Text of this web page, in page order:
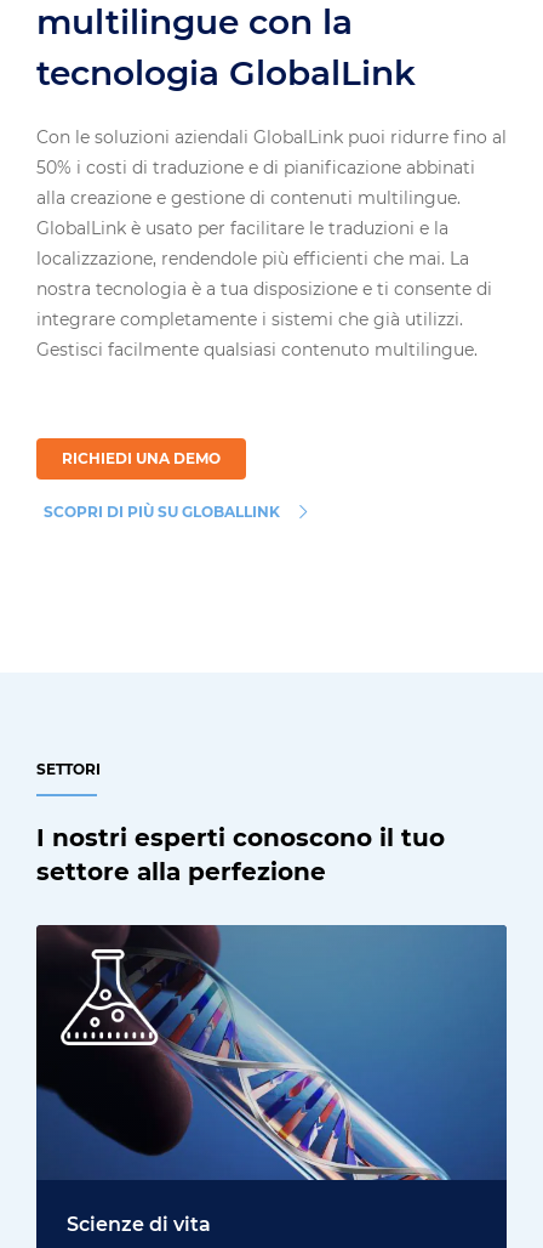
multilingue con la
tecnologia GlobalLink
Con le soluzioni aziendali GlobalLink puoi ridurre fino al
50% i costi di traduzione e di pianificazione abbinati
alla creazione e gestione di contenuti multilingue.
GlobalLink è usato per facilitare le traduzioni e la
localizzazione, rendendole più efficienti che mai. La
nostra tecnologia è a tua disposizione e ti consente di
integrare completamente i sistemi che già utilizzi.
Gestisci facilmente qualsiasi contenuto multilingue.
RICHIEDI UNA DEMO
SCOPRI DI PIÙ SU GLOBALLINK
SETTORI
I nostri esperti conoscono il tuo
settore alla perfezione
Scienze di vita